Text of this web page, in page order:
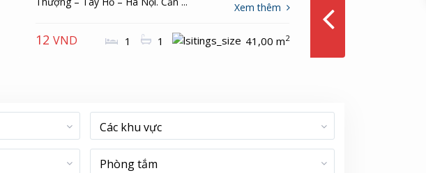
Xem thêm
35 Triệu/ tháng
Các khu vực
Phòng tắm